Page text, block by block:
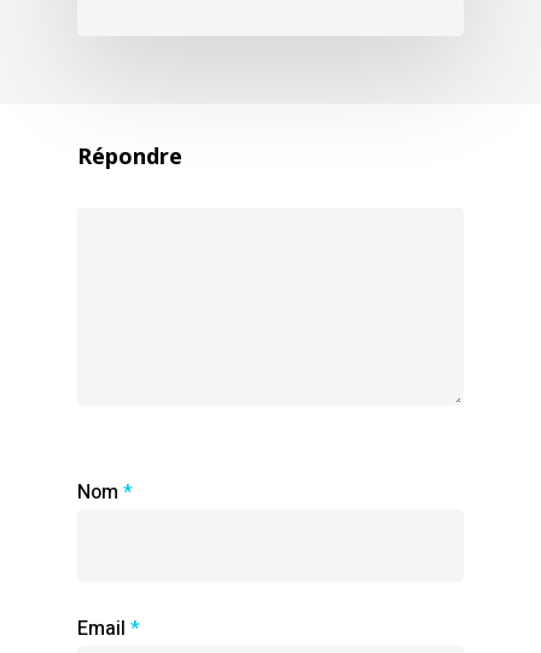
Répondre
Nom *
Email *